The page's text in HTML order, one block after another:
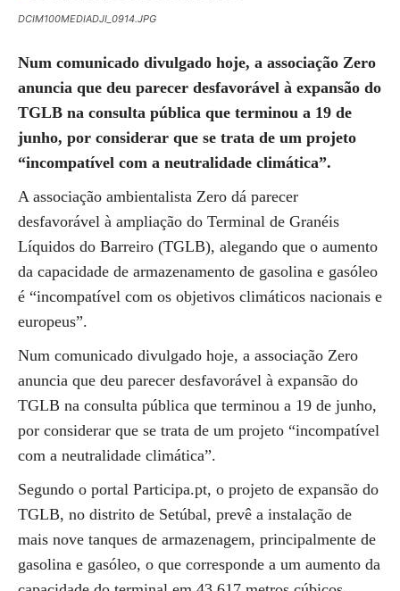
DCIM100MEDIADJI_0914.JPG
Num comunicado divulgado hoje, a associação Zero
anuncia que deu parecer desfavorável à expansão do
TGLB na consulta pública que terminou a 19 de
junho, por considerar que se trata de um projeto
“incompatível com a neutralidade climática”.
A associação ambientalista Zero dá parecer
desfavorável à ampliação do Terminal de Granéis
Líquidos do Barreiro (TGLB), alegando que o aumento
da capacidade de armazenamento de gasolina e gasóleo
é “incompatível com os objetivos climáticos nacionais e
europeus”.
Num comunicado divulgado hoje, a associação Zero
anuncia que deu parecer desfavorável à expansão do
TGLB na consulta pública que terminou a 19 de junho,
por considerar que se trata de um projeto “incompatível
com a neutralidade climática”.
Segundo o portal Participa.pt, o projeto de expansão do
TGLB, no distrito de Setúbal, prevê a instalação de
mais nove tanques de armazenagem, principalmente de
gasolina e gasóleo, o que corresponde a um aumento da